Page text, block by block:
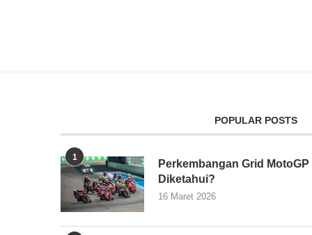
POPULAR POSTS
1
Perkembangan Grid
Diketahui?
16 Maret 2026